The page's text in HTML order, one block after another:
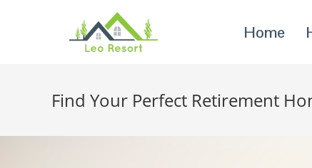
Home
Find Your Perfect Retirement